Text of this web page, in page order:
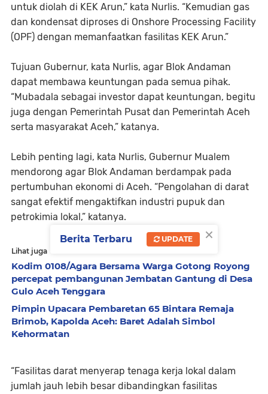
untuk diolah di KEK Arun,” kata Nurlis. “Kemudian gas
dan kondensat diproses di Onshore Processing Facility
(OPF) dengan memanfaatkan fasilitas KEK Arun.”
Tujuan Gubernur, kata Nurlis, agar Blok Andaman
dapat membawa keuntungan pada semua pihak.
“Mubadala sebagai investor dapat keuntungan, begitu
juga dengan Pemerintah Pusat dan Pemerintah Aceh
serta masyarakat Aceh,” katanya.
Lebih penting lagi, kata Nurlis, Gubernur Mualem
mendorong agar Blok Andaman berdampak pada
pertumbuhan ekonomi di Aceh. “Pengolahan di darat
sangat efektif mengaktifkan industri pupuk dan
petrokimia lokal,” katanya.
Lihat juga
Kodim 0108/Agara Bersama Warga Gotong Royong
percepat pembangunan Jembatan Gantung di Desa
Gulo Aceh Tenggara
Pimpin Upacara Pembaretan 65 Bintara Remaja
Brimob, Kapolda Aceh: Baret Adalah Simbol
Kehormatan
“Fasilitas darat menyerap tenaga kerja lokal dalam
jumlah jauh lebih besar dibandingkan fasilitas
×
Berita Terbaru UPDATE